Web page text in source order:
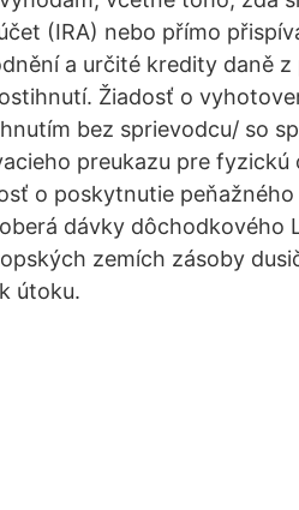
(IRA) nebo přímo
a určité kredity daně z
Žiadosť o
bez sprievodcu/ so
preukazu pre
o poskytnutie
dávky dôchodkového
zemích zásoby
útoku.